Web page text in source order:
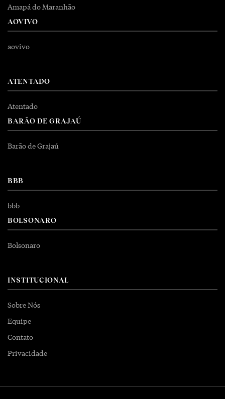
Amapá do Maranhão
AOVIVO
aovivo
ATENTADO
Atentado
BARÃO DE GRAJAÚ
Barão de Grajaú
BBB
bbb
BOLSONARO
Bolsonaro
INSTITUCIONAL
Sobre Nós
Equipe
Contato
Privacidade